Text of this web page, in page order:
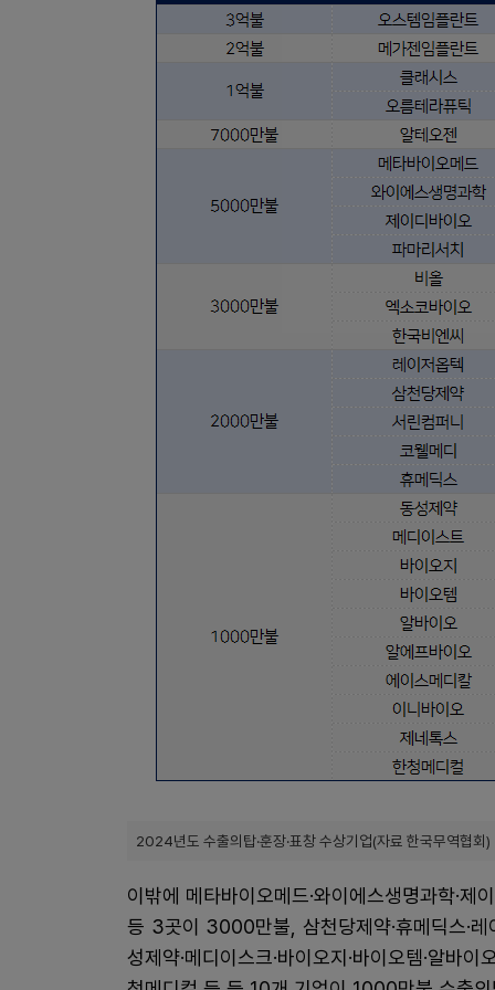
2024년도 수출의탑·훈장·표창 수상기업(자료 한국무역협회)
이밖에 메타바이오메드·와이에스생명과학·
등 3곳이 3000만불, 삼천당제약·휴메딕스·
성제약·메디이스크·바이오지·바이오템·알바이